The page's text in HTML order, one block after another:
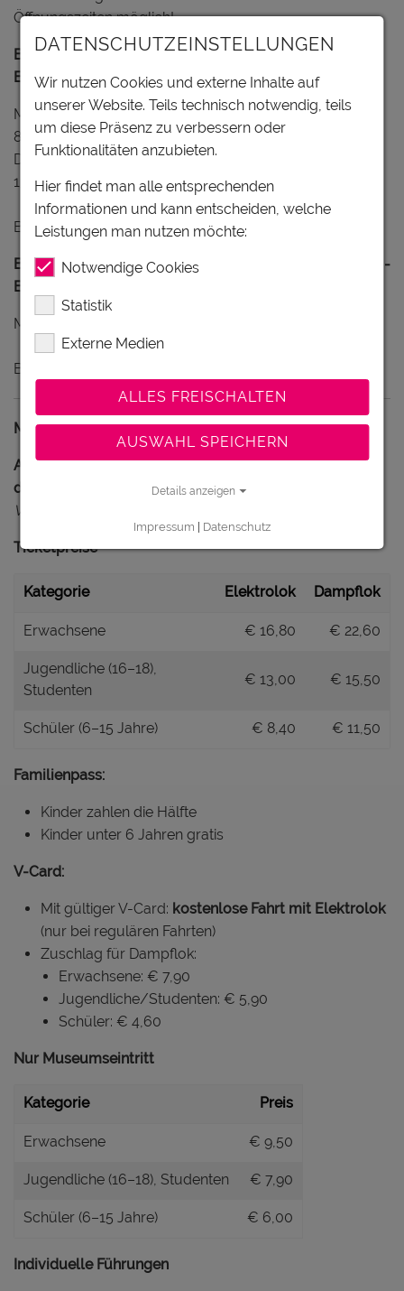
Öffnungszeiten möglich!
Büroöffnungszeiten während der Saison (Anfang Mai -
Ende Oktober):
Montag bis Freitag:
8:00 bis 12:00 Uhr
Dienstag bis Donnerstag:
13:00 bis 16:30 Uhr
Besprechungstermine nach Vereinbarung.
Büroöffnungszeiten ausserhalb der Saison (November -
Ende April):
Montag bis Freitag von 8:00 bis 12:00 Uhr.
Besprechungstermine nach Vereinbarung.
Museum Rhein-Schauen & Rheinbähnle – Preise 2025
Alle Tickets beinhalten Museumseintritt + Fahrt mit
dem Rheinbähnle.
Vor Ort nur Barzahlung möglich.
Ticketpreise
Kategorie Elektrolok Dampflok
Erwachsene € 16,80 € 22,60
Jugendliche (16–18),
Studenten
€ 13,00 € 15,50
Schüler (6–15 Jahre) € 8,40 € 11,50
Familienpass:
Kinder zahlen die Hälfte
Kinder unter 6 Jahren gratis
V-Card:
Mit gültiger V-Card: kostenlose Fahrt mit Elektrolok
(nur bei regulären Fahrten)
Zuschlag für Dampflok:
Erwachsene: € 7,90
Jugendliche/Studenten: € 5,90
Schüler: € 4,60
Nur Museumseintritt
Kategorie Preis
Erwachsene € 9,50
Jugendliche (16–18), Studenten € 7,90
Schüler (6–15 Jahre) € 6,00
Individuelle Führungen
DATENSCHUTZEINSTELLUNGEN
Wir nutzen Cookies und externe Inhalte auf
unserer Website. Teils technisch notwendig, teils
um diese Präsenz zu verbessern oder
Funktionalitäten anzubieten.
Hier findet man alle entsprechenden
Informationen und kann entscheiden, welche
Leistungen man nutzen möchte:
Notwendige Cookies
Statistik
Externe Medien
ALLES FREISCHALTEN
AUSWAHL SPEICHERN
Details anzeigen
Impressum | Datenschutz